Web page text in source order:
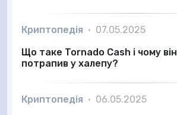
Криптопедія • 07.05.2025
Що таке Tornado Cash і чому він
потрапив у халепу?
Криптопедія • 06.05.2025